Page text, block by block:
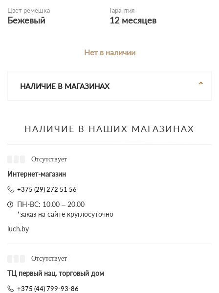
Цвет ремешка
Бежевый
Гарантия
12 месяцев
Нет в наличии
НАЛИЧИЕ В МАГАЗИНАХ
НАЛИЧИЕ В НАШИХ МАГАЗИНАХ
Отсутствует
Интернет-магазин
+375 (29) 272 51 56
ПН-ВС: 10.00 – 20.00
*заказ на сайте круглосуточно
luch.by
Отсутствует
ТЦ первый нац. торговый дом
+375 (44) 799-93-86